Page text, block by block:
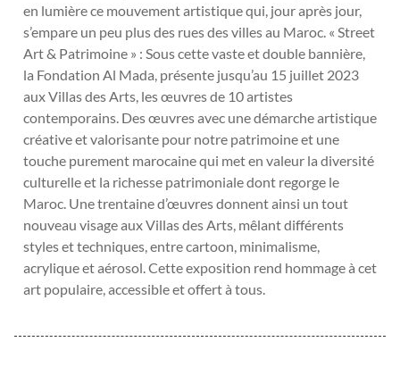
en lumière ce mouvement artistique qui, jour après jour,
s’empare un peu plus des rues des villes au Maroc. « Street
Art & Patrimoine » : Sous cette vaste et double bannière,
la Fondation Al Mada, présente jusqu’au 15 juillet 2023
aux Villas des Arts, les œuvres de 10 artistes
contemporains. Des œuvres avec une démarche artistique
créative et valorisante pour notre patrimoine et une
touche purement marocaine qui met en valeur la diversité
culturelle et la richesse patrimoniale dont regorge le
Maroc. Une trentaine d’œuvres donnent ainsi un tout
nouveau visage aux Villas des Arts, mêlant différents
styles et techniques, entre cartoon, minimalisme,
acrylique et aérosol. Cette exposition rend hommage à cet
art populaire, accessible et offert à tous.